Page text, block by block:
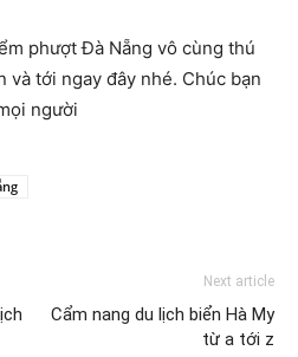
phượt Đà Nẵng vô cùng thú
và tới ngay đây nhé. Chúc bạn
người
Next article
Cẩm nang du lịch biển Hà My
từ a tới z